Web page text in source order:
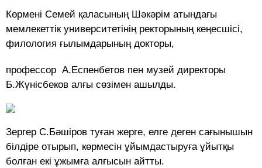
Көрмені Семей қаласының Шәкәрім атындағы
мемлекеттік университетінің ректорының кеңесшісі,
филология ғылымдарының докторы,
профессор А.Еспенбетов пен музей директоры
Б.Жүнісбеков алғы сөзімен ашылды.
Зергер С.Бәшіров туған жерге, елге деген сағынышын
білдіре отырып, көрмесін ұйымдастыруға ұйытқы
болған екі ұжымға алғысын айтты.